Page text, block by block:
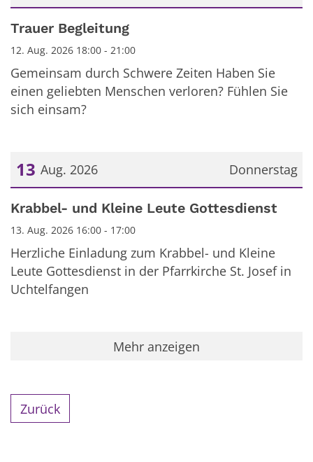
Datum: 12. August 2026
Trauer Begleitung
12. Aug. 2026 18:00 - 21:00
Gemeinsam durch Schwere Zeiten Haben Sie
einen geliebten Menschen verloren? Fühlen Sie
sich einsam?
Donnerstag
13 Aug. 2026
Datum: 13. August 2026
Krabbel- und Kleine Leute Gottesdienst
13. Aug. 2026 16:00 - 17:00
Herzliche Einladung zum Krabbel- und Kleine
Leute Gottesdienst in der Pfarrkirche St. Josef in
Uchtelfangen
Mehr anzeigen
Zurück